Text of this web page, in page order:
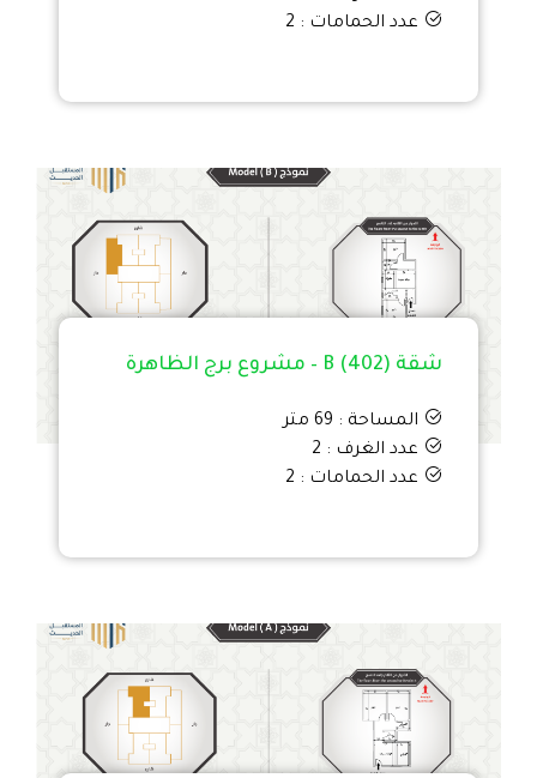
عدد الحمامات : 2
شقة B (402) – مشروع برج الظاهرة
المساحة : 69 متر
عدد الغرف : 2
عدد الحمامات : 2